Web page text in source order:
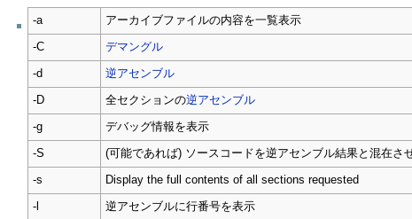
-a アーカイブファイルの内容を一覧表示
-C デマングル
-d 逆アセンブル
-D 全セクションの逆アセンブル
-g デバッグ情報を表示
-S (可能であれば) ソースコードを逆アセンブル結果と混在さ
-s Display the full contents of all sections requested
-l 逆アセンブルに行番号を表示